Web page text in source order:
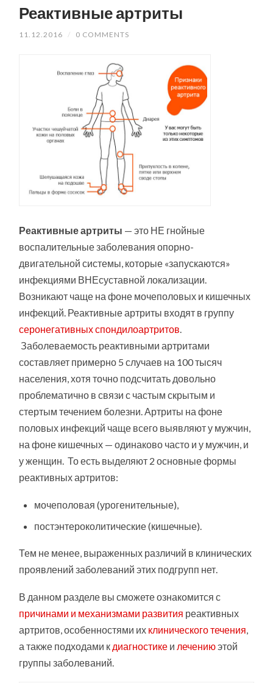
Реактивные артриты
11.12.2016 / 0 COMMENTS
Реактивные артриты — это НЕ гнойные
воспалительные заболевания опорно-
двигательной системы, которые «запускаются»
инфекциями ВНЕсуставной локализации.
Возникают чаще на фоне мочеполовых и кишечных
инфекций. Реактивные артриты входят в группу
серонегативных спондилоартритов.
Заболеваемость реактивными артритами
составляет примерно 5 случаев на 100 тысяч
населения, хотя точно подсчитать довольно
проблематично в связи с частым скрытым и
стертым течением болезни. Артриты на фоне
половых инфекций чаще всего выявляют у мужчин,
на фоне кишечных — одинаково часто и у мужчин, и
у женщин. То есть выделяют 2 основные формы
реактивных артритов:
мочеполовая (урогенительные),
постэнтероколитические (кишечные).
Тем не менее, выраженных различий в клинических
проявлений заболеваний этих подгрупп нет.
В данном разделе вы сможете ознакомится с
причинами и механизмами развития реактивных
артритов, особенностями их клинического течения,
а также подходами к диагностике и лечениюэтой
группы заболеваний.